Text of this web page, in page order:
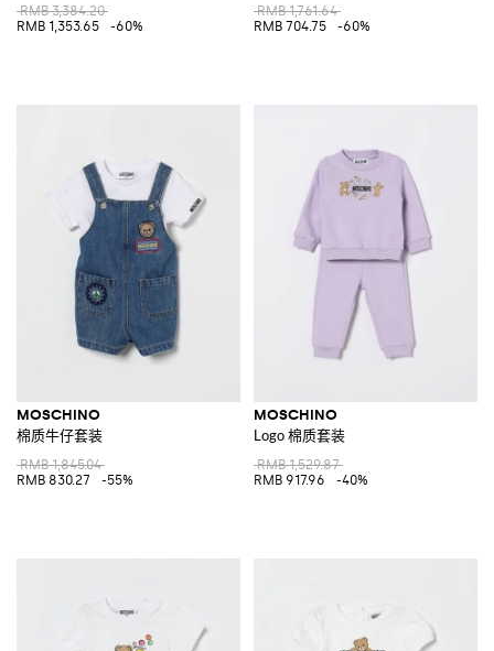
RMB 3,384.20
RMB 1,353.65
-60%
RMB 1,761.64
RMB 704.75
-60%
MOSCHINO
棉质牛仔套装
RMB 1,845.04
RMB 830.27
-55%
MOSCHINO
Logo 棉质套装
RMB 1,529.87
RMB 917.96
-40%